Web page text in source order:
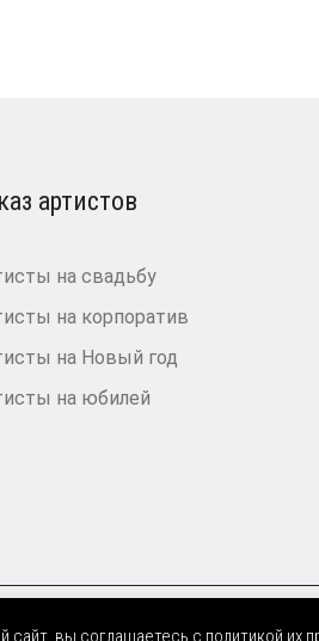
артистов
на свадьбу
на корпоратив
на Новый год
на юбилей
вы соглашаетесь с политикой их